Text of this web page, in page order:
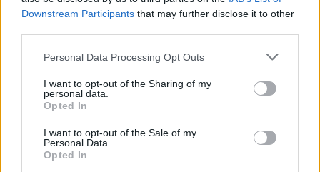
Downstream Participants that may further disclose it to other
Personal Data Processing Opt Outs
I want to opt-out of the Sharing of my
personal data.
Opted In
I want to opt-out of the Sale of my
Personal Data.
Opted In
2025. január 10., péntek
Elődöntős a magyar válogatott a
vízilabda világkupán